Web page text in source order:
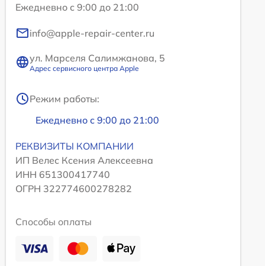
Ежедневно с 9:00 до 21:00
info@apple-repair-center.ru
ул. Марселя Салимжанова, 5
Адрес сервисного центра Apple
Режим работы:
Ежедневно с 9:00 до 21:00
РЕКВИЗИТЫ КОМПАНИИ
ИП Велес Ксения Алексеевна
ИНН 651300417740
ОГРН 322774600278282
Способы оплаты